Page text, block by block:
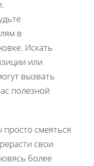
в
Искать
или
вызвать
полезной
смеяться
свои
более